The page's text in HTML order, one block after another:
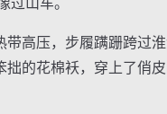
山车。
压，步履蹒跚跨过淮
的花棉袄，穿上了俏